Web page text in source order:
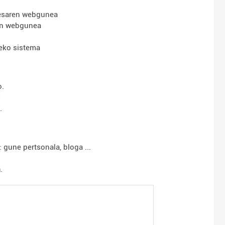
webgunea
webgunea
sistema
gune pertsonala, bloga ...